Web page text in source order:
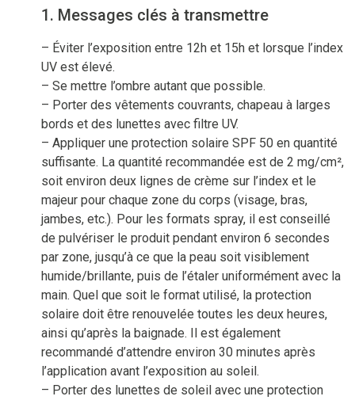
1. Messages clés à transmettre
– Éviter l’exposition entre 12h et 15h et lorsque l’index
UV est élevé.
– Se mettre l’ombre autant que possible.
– Porter des vêtements couvrants, chapeau à larges
bords et des lunettes avec filtre UV.
– Appliquer une protection solaire SPF 50 en quantité
suffisante. La quantité recommandée est de 2 mg/cm²,
soit environ deux lignes de crème sur l’index et le
majeur pour chaque zone du corps (visage, bras,
jambes, etc.). Pour les formats spray, il est conseillé
de pulvériser le produit pendant environ 6 secondes
par zone, jusqu’à ce que la peau soit visiblement
humide/brillante, puis de l’étaler uniformément avec la
main. Quel que soit le format utilisé, la protection
solaire doit être renouvelée toutes les deux heures,
ainsi qu’après la baignade. Il est également
recommandé d’attendre environ 30 minutes après
l’application avant l’exposition au soleil.
– Porter des lunettes de soleil avec une protection